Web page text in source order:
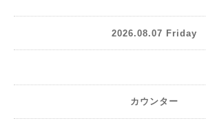
2026.08.07 Friday
カウンター